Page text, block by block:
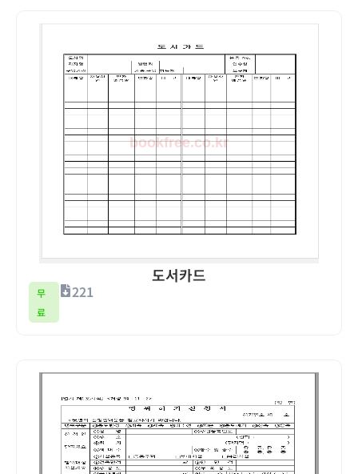
도서카드
무
료
221